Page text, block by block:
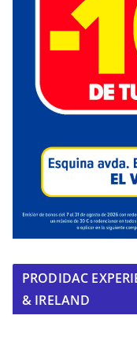
PRODIDAC
& IRELAND